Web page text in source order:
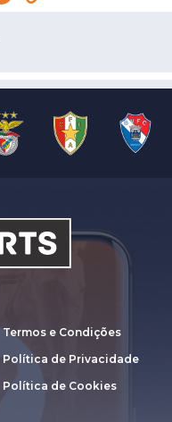
Termos e Condições
Política de Privacidade
Política de Cookies